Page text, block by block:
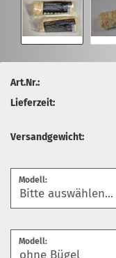
Art.Nr.:
Lieferzeit:
Versandgewicht:
Modell:
Modell: